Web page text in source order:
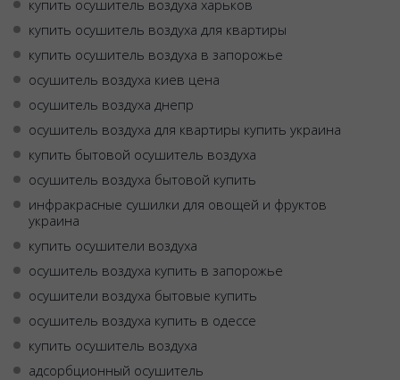
купить осушитель воздуха харьков
купить осушитель воздуха для квартиры
купить осушитель воздуха в запорожье
осушитель воздуха киев цена
осушитель воздуха днепр
осушитель воздуха для квартиры купить украина
купить бытовой осушитель воздуха
осушитель воздуха бытовой купить
инфракрасные сушилки для овощей и фруктов
украина
купить осушители воздуха
осушитель воздуха купить в запорожье
осушители воздуха бытовые купить
осушитель воздуха купить в одессе
купить осушитель воздуха
адсорбционный осушитель